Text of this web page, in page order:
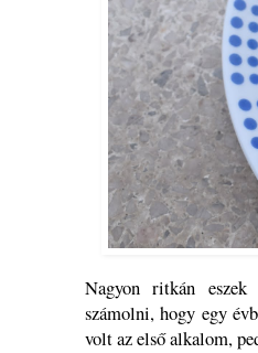
Nagyon ritkán eszek
számolni, hogy egy
volt az első alkalom,